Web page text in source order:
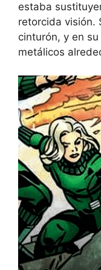
estaba
retorcida visión.
cinturón, y en
metálicos